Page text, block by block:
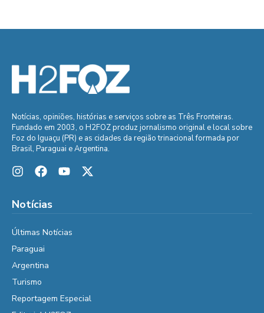
Notícias, opiniões, histórias e serviços sobre as Três Fronteiras.
Fundado em 2003, o H2FOZ produz jornalismo original e local sobre
Foz do Iguaçu (PR) e as cidades da região trinacional formada por
Brasil, Paraguai e Argentina.
Notícias
Últimas Notícias
Paraguai
Argentina
Turismo
Reportagem Especial